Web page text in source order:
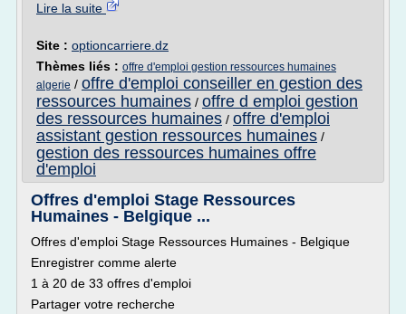
Lire la suite
Site : optioncarriere.dz
Thèmes liés : offre d'emploi gestion ressources humaines
algerie / offre d'emploi conseiller en gestion des
ressources humaines / offre d emploi gestion
des ressources humaines / offre d'emploi
assistant gestion ressources humaines /
gestion des ressources humaines offre
d'emploi
Offres d'emploi Stage Ressources
Humaines - Belgique ...
Offres d'emploi Stage Ressources Humaines - Belgique
Enregistrer comme alerte
1 à 20 de 33 offres d'emploi
Partager votre recherche